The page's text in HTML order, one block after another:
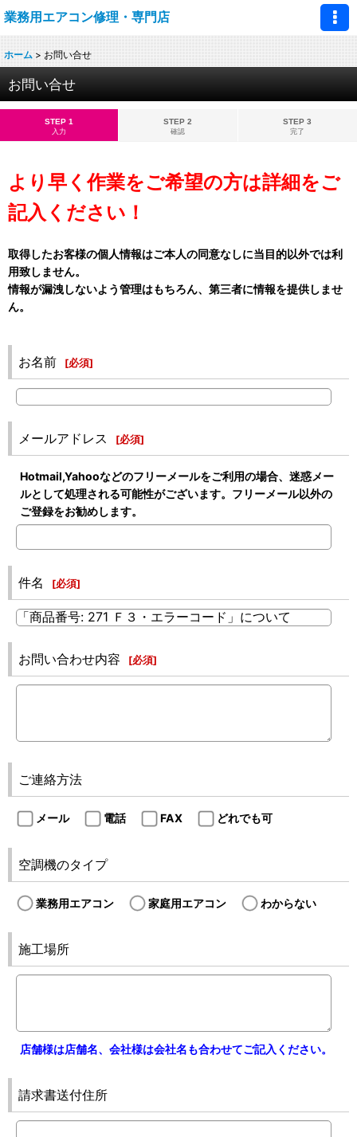
業務用エアコン修理・専門店
ホーム > お問い合せ
お問い合せ
STEP 1
入力
STEP 2
確認
STEP 3
完了
より早く作業をご希望の方は詳細をご
記入ください！
取得したお客様の個人情報はご本人の同意なしに当目的以外では利
用致しません。
情報が漏洩しないよう管理はもちろん、第三者に情報を提供しませ
ん。
お名前 [必須]
メールアドレス [必須]
Hotmail,Yahooなどのフリーメールをご利用の場合、迷惑メー
ルとして処理される可能性がございます。フリーメール以外の
ご登録をお勧めします。
件名 [必須]
お問い合わせ内容 [必須]
ご連絡方法
メール 電話 FAX どれでも可
空調機のタイプ
業務用エアコン 家庭用エアコン わからない
施工場所
店舗様は店舗名、会社様は会社名も合わせてご記入ください。
請求書送付住所